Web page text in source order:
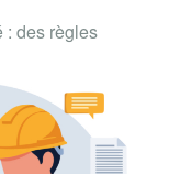
: des règles
de notre